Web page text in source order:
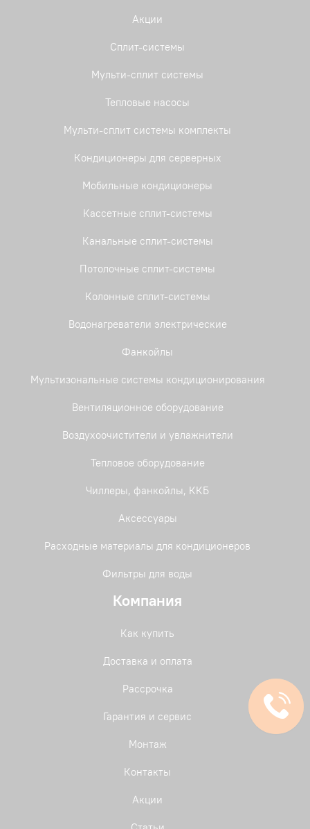
Акции
Сплит-системы
Мульти-сплит системы
Тепловые насосы
Мульти-сплит системы комплекты
Кондиционеры для серверных
Мобильные кондиционеры
Кассетные сплит-системы
Канальные сплит-системы
Потолочные сплит-системы
Колонные сплит-системы
Водонагреватели электрические
Фанкойлы
Мультизональные системы кондиционирования
Вентиляционное оборудование
Воздухоочистители и увлажнители
Тепловое оборудование
Чиллеры, фанкойлы, ККБ
Аксессуары
Расходные материалы для кондиционеров
Фильтры для воды
Компания
Как купить
Доставка и оплата
Рассрочка
Гарантия и сервис
Монтаж
Контакты
Акции